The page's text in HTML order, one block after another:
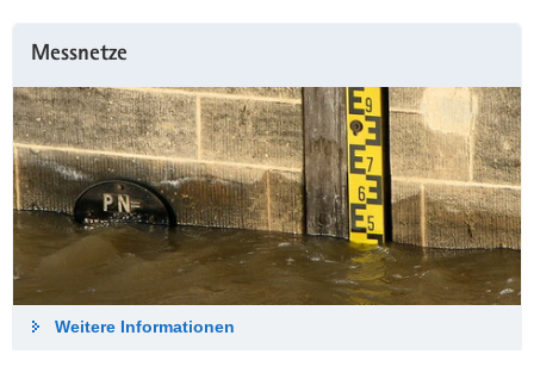
Messnetze
Weitere Informationen